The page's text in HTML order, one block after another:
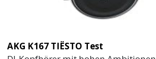
AKG K167 TIËSTO Test